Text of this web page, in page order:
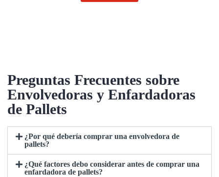
Preguntas Frecuentes sobre
Envolvedoras y Enfardadoras
de Pallets
¿Por qué debería comprar una envolvedora de
pallets?
¿Qué factores debo considerar antes de comprar una
enfardadora de pallets?